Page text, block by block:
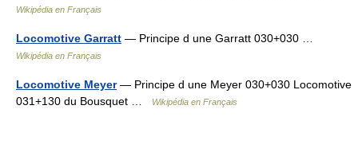
Wikipédia en Français
Locomotive Garratt — Principe d une Garratt 030+030 …
Wikipédia en Français
Locomotive Meyer— Principe d une Meyer 030+030 Locomotive
031+130 du Bousquet …
Wikipédia en Français